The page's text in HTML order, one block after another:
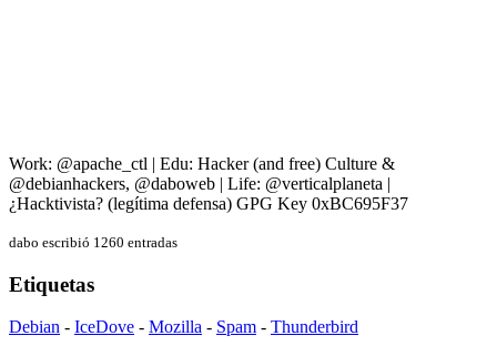
Work: @apache_ctl | Edu: Hacker (and free) Culture &
@debianhackers, @daboweb | Life: @verticalplaneta |
¿Hacktivista? (legítima defensa) GPG Key 0xBC695F37
dabo escribió 1260 entradas
Etiquetas
Debian - IceDove - Mozilla - Spam - Thunderbird